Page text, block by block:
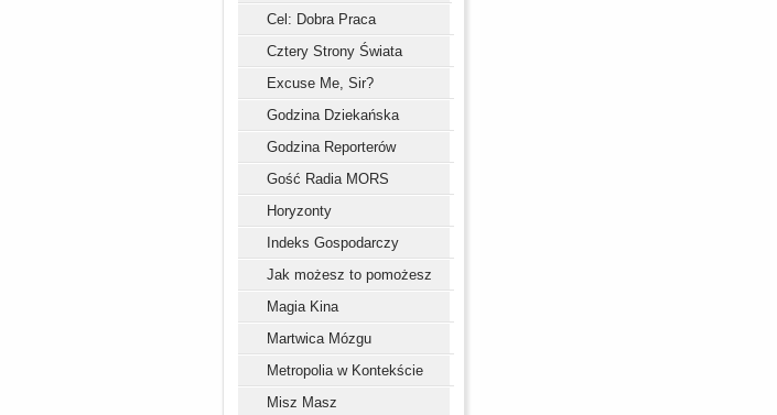
Cel: Dobra Praca
Cztery Strony Świata
Excuse Me, Sir?
Godzina Dziekańska
Godzina Reporterów
Gość Radia MORS
Horyzonty
Indeks Gospodarczy
Jak możesz to pomożesz
Magia Kina
Martwica Mózgu
Metropolia w Kontekście
Misz Masz